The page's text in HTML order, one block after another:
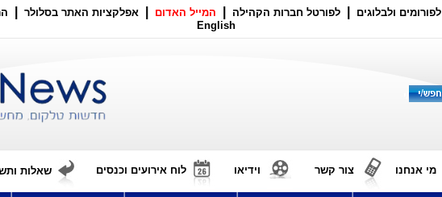
לפורומים ולבלוגים לפורטל חברות הקהילה המייל האדום אפלקציות האתר בסלולר
English
מי אנחנו צור קשר וידיאו לוח אירועים וכנסים שאלות